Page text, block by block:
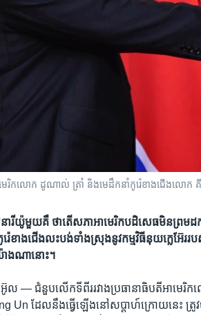
មេរិកលោក ដូណាល់ ត្រាំ និងមេដឹកនាំកូរ៉េខាងជើងលោ
ារីយ៉ូ​មួយ​គឺ ​ថា​តើ​សភា​អាមេរិក​បដិសេធ​មិន​ព្រម​ដក​
រ៉េ​ខាង​ជើង​លះបង់​ទាំង​ស្រុង​នូវ​កម្មវិធី​នុយក្លេអ៊ែ
ង​ណា​នោះ។
អ៊ូល — ជំនួប​លើក​ទី​ពីរ​រវាង​ប្រធានាធិបតី​អាមេ
Un ដែល​នឹង​ធ្វើ​ឡើង​នៅ​សប្ដាហ៍​ក្រោយ​នេះ